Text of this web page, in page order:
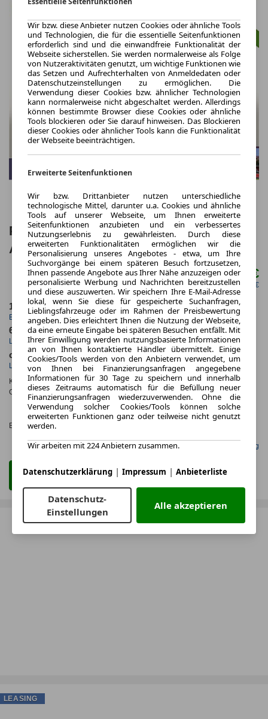
Peugeot Traveller L3 Allure Pano Nav
AHK Massage SHZ BT
ab mtl.499,00 €
netto mtl. 419,33 €
12.2025
Erstzulassung
5.000,0 km
Jahrliche Fahrleistung
60 Monate
Laufzeit
10 km
Kilometerstand
ca. 130 kW (176 PS)
Leistung
Diesel
Kraftstoff
Kraftstoffverbr.¹: ca. 7,0 l/100km
(komb.)
CO
-Emissionen*:ca. 195 g/km(komb.)
Effizienzklasse:
CO₂-
KLASSE
Gefunden auf mobile.de Leasing
Zum Leasing Angebot
LEASING
Wir bzw. diese Anbieter nutzen Cookies oder ähnliche Tools
und Technologien, die für die essentielle Seitenfunktionen
erforderlich sind und die einwandfreie Funktionalität der
Webseite sicherstellen. Sie werden normalerweise als Folge
von Nutzeraktivitäten genutzt, um wichtige Funktionen wie
das Setzen und Aufrechterhalten von Anmeldedaten oder
Datenschutzeinstellungen zu ermöglichen. Die
Verwendung dieser Cookies bzw. ähnlicher Technologien
kann normalerweise nicht abgeschaltet werden. Allerdings
können bestimmte Browser diese Cookies oder ähnliche
Tools blockieren oder Sie darauf hinweisen. Das Blockieren
dieser Cookies oder ähnlicher Tools kann die Funktionalität
der Webseite beeinträchtigen.
Erweiterte Seitenfunktionen
Wir bzw. Drittanbieter nutzen unterschiedliche
technologische Mittel, darunter u.a. Cookies und ähnliche
Tools auf unserer Webseite, um Ihnen erweiterte
Seitenfunktionen anzubieten und ein verbessertes
Nutzungserlebnis zu gewährleisten. Durch diese
erweiterten Funktionalitäten ermöglichen wir die
Personalisierung unseres Angebotes - etwa, um Ihre
Suchvorgänge bei einem späteren Besuch fortzusetzen,
Ihnen passende Angebote aus Ihrer Nähe anzuzeigen oder
personalisierte Werbung und Nachrichten bereitzustellen
und diese auszuwerten. Wir speichern Ihre E-Mail-Adresse
lokal, wenn Sie diese für gespeicherte Suchanfragen,
Lieblingsfahrzeuge oder im Rahmen der Preisbewertung
angeben. Dies erleichtert Ihnen die Nutzung der Webseite,
da eine erneute Eingabe bei späteren Besuchen entfällt. Mit
Ihrer Einwilligung werden nutzungsbasierte Informationen
an von Ihnen kontaktierte Händler übermittelt. Einige
Cookies/Tools werden von den Anbietern verwendet, um
von Ihnen bei Finanzierungsanfragen angegebene
Informationen für 30 Tage zu speichern und innerhalb
dieses Zeitraums automatisch für die Befüllung neuer
Finanzierungsanfragen wiederzuverwenden. Ohne die
Verwendung solcher Cookies/Tools können solche
erweiterten Funktionen ganz oder teilweise nicht genutzt
werden.
Wir arbeiten mit 224 Anbietern zusammen.
Datenschutzerklärung | Impressum | Anbieterliste
Datenschutz-
Einstellungen
Alle akzeptieren